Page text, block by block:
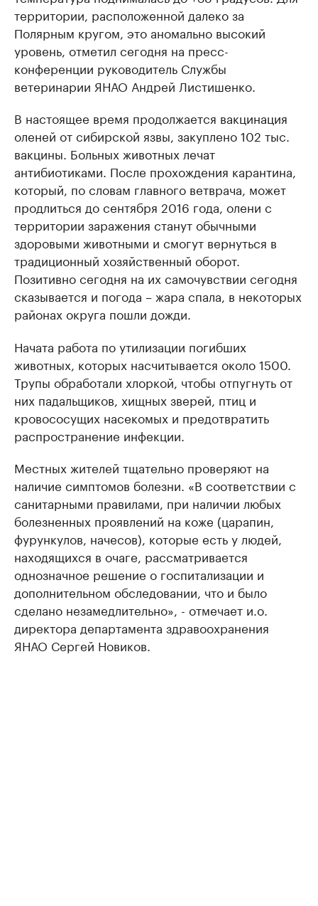
территории, расположенной далеко за
Полярным кругом, это аномально высокий
уровень, отметил сегодня на пресс-
конференции руководитель Службы
ветеринарии ЯНАО Андрей Листишенко.
В настоящее время продолжается вакцинация
оленей от сибирской язвы, закуплено 102 тыс.
вакцины. Больных животных лечат
антибиотиками. После прохождения карантина,
который, по словам главного ветврача, может
продлиться до сентября 2016 года, олени с
территории заражения станут обычными
здоровыми животными и смогут вернуться в
традиционный хозяйственный оборот.
Позитивно сегодня на их самочувствии сегодня
сказывается и погода – жара спала, в некоторых
районах округа пошли дожди.
Начата работа по утилизации погибших
животных, которых насчитывается около 1500.
Трупы обработали хлоркой, чтобы отпугнуть от
них падальщиков, хищных зверей, птиц и
кровососущих насекомых и предотвратить
распространение инфекции.
Местных жителей тщательно проверяют на
наличие симптомов болезни. «В соответствии с
санитарными правилами, при наличии любых
болезненных проявлений на коже (царапин,
фурункулов, начесов), которые есть у людей,
находящихся в очаге, рассматривается
однозначное решение о госпитализации и
дополнительном обследовании, что и было
сделано незамедлительно», - отмечает и.о.
директора департамента здравоохранения
ЯНАО Сергей Новиков.